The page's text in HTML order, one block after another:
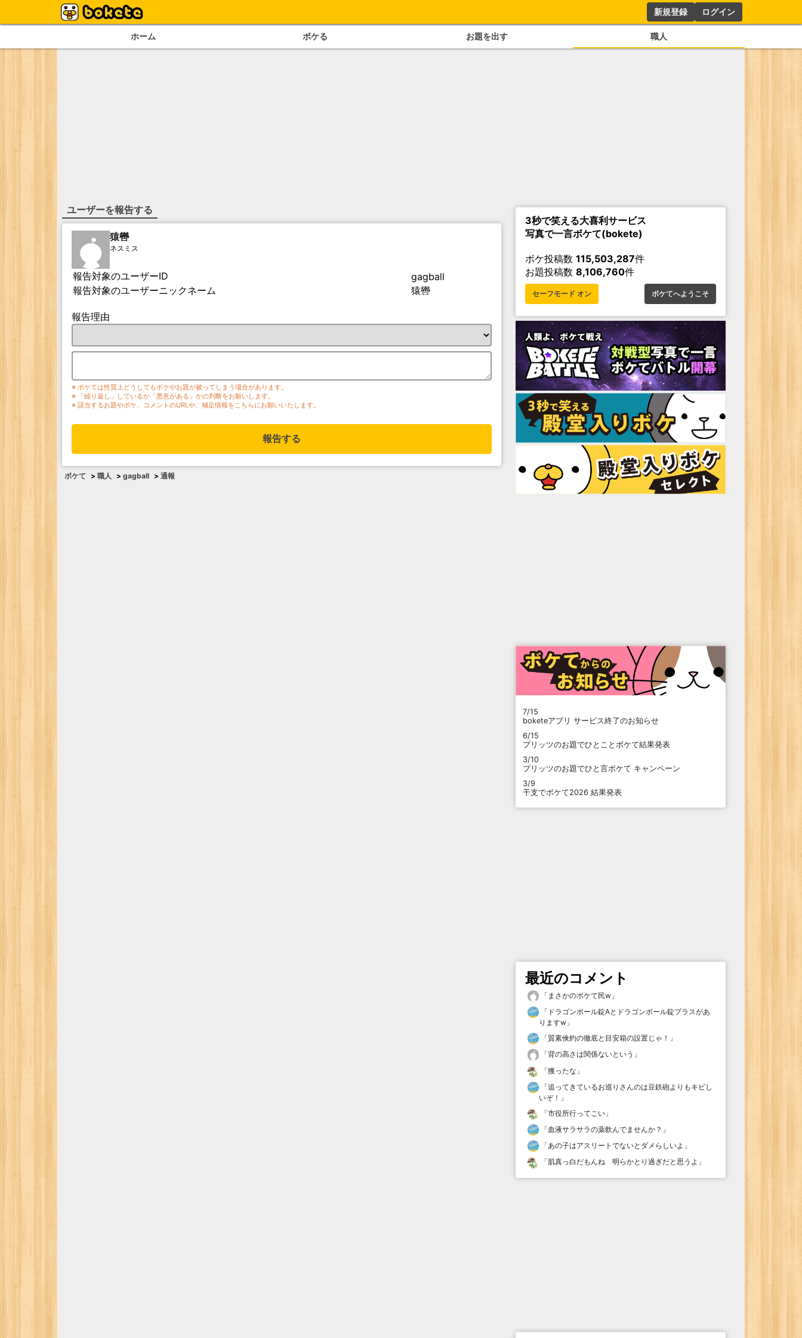
新規登録 ログイン
ホーム ボケる お題を出す 職人
ユーザーを報告する
猿轡
ネスミス
報告対象のユーザーID
gagball
報告対象のユーザーニックネーム
猿轡
報告理由
※ ボケては性質上どうしてもボケやお題が被ってしまう場合があります。
※ 「繰り返し」しているか「悪意がある」かの判断をお願いします。
※ 該当するお題やボケ、コメントのURLや、補足情報をこちらにお願いいたします。
報告する
ボケて > 職人 > gagball > 通報
3秒で笑える大喜利サービス
写真で一言ボケて(bokete)
ボケ投稿数 115,503,287件
お題投稿数 8,106,760件
セーフモード オン ボケてへようこそ
7/15
boketeアプリ サービス終了のお知らせ
6/15
プリッツのお題でひとことボケて結果発表
3/10
プリッツのお題でひと言ボケて キャンペーン
3/9
干支でボケて2026 結果発表
最近のコメント
「 まさかのボケて民w 」
「 ドラゴンボール錠Aとドラゴンボール錠プラスがあ
りますw 」
「質素倹約の徹底と目安箱の設置じゃ！ 」
「背の高さは関係ないという 」
「獲ったな 」
「追ってきているお巡りさんのは豆鉄砲よりもキビし
いぞ！ 」
「市役所行ってこい 」
「血液サラサラの薬飲んでませんか？ 」
「あの子はアスリートでないとダメらしいよ 」
「肌真っ白だもんね 明らかとり過ぎだと思うよ 」